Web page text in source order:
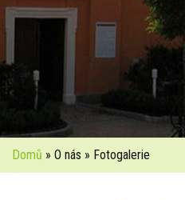
Domů » O nás » Fotogalerie